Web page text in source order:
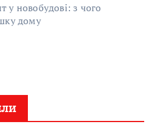
новобудові: з чого
дому